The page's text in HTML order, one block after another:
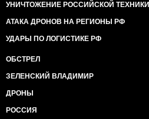
УНИЧТОЖЕНИЕ РОССИЙСКОЙ ТЕХНИКИ
АТАКА ДРОНОВ НА РЕГИОНЫ РФ
УДАРЫ ПО ЛОГИСТИКЕ РФ
ОБСТРЕЛ
ЗЕЛЕНСКИЙ ВЛАДИМИР
ДРОНЫ
РОССИЯ